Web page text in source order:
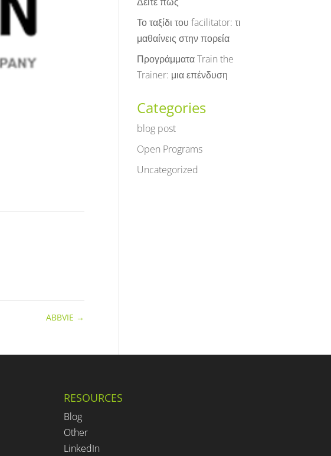
ABBVIE →
Το ταξίδι του facilitator: τι
μαθαίνεις στην πορεία
Προγράμματα Train the
Trainer: μια επένδυση
Categories
blog post
Open Programs
Uncategorized
RESOURCES
Blog
Other
LinkedIn